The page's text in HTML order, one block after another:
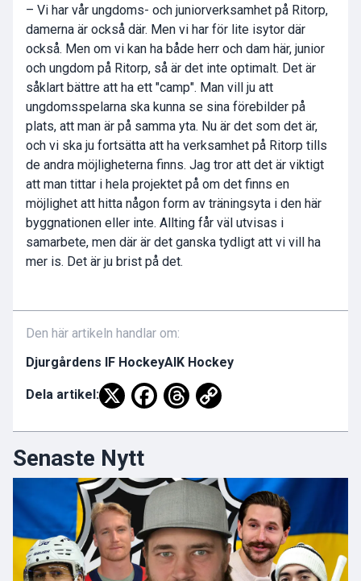
– Vi har vår ungdoms- och juniorverksamhet på Ritorp,
damerna är också där. Men vi har för lite isytor där
också. Men om vi kan ha både herr och dam här, junior
och ungdom på Ritorp, så är det inte optimalt. Det är
såklart bättre att ha ett "camp". Man vill ju att
ungdomsspelarna ska kunna se sina förebilder på
plats, att man är på samma yta. Nu är det som det är,
och vi ska ju fortsätta att ha verksamhet på Ritorp tills
de andra möjligheterna finns. Jag tror att det är viktigt
att man tittar i hela projektet på om det finns en
möjlighet att hitta någon form av träningsyta i den här
byggnationen eller inte. Allting får väl utvisas i
samarbete, men där är det ganska tydligt att vi vill ha
mer is. Det är ju brist på det.
Den här artikeln handlar om:
Djurgårdens IF HockeyAIK Hockey
Dela artikel:
Senaste Nytt